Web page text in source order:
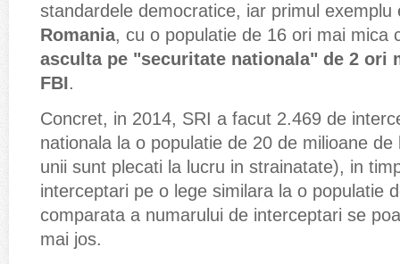
standardele democratice, iar primul
Romania, cu o populatie de 16 ori mai mica
asculta pe "securitate nationala" de 2 ori
FBI.
Concret, in 2014, SRI a facut 2.469 de
nationala la o populatie de 20 de milioane
unii sunt plecati la lucru in strainatate), in
interceptari pe o lege similara la o populatie
comparata a numarului de interceptari se
mai jos.